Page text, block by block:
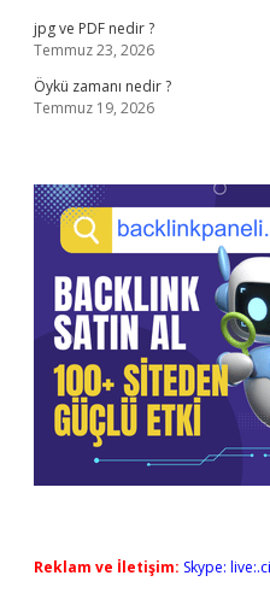
jpg ve PDF nedir ?
Temmuz 23, 2026
Öykü zamanı nedir ?
Temmuz 19, 2026
Reklam ve İletişim: Skype: